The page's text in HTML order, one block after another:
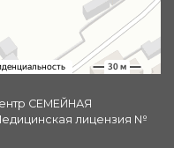
СЕМЕЙНАЯ
лицензия №